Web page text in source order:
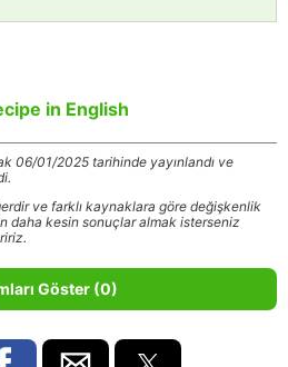
in English
06/01/2025 tarihinde yayınlandı ve
ve farklı kaynaklara göre değişkenlik
daha kesin sonuçlar almak isterseniz
Göster (0)